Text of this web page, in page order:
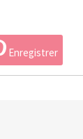
Enregistrer